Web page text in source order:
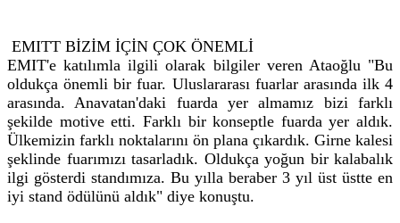
EMITT BİZİM İÇİN ÇOK ÖNEMLİ
EMIT'e katılımla ilgili olarak bilgiler veren Ataoğlu "Bu
oldukça önemli bir fuar. Uluslararası fuarlar arasında ilk 4
arasında. Anavatan'daki fuarda yer almamız bizi farklı
şekilde motive etti. Farklı bir konseptle fuarda yer aldık.
Ülkemizin farklı noktalarını ön plana çıkardık. Girne kalesi
şeklinde fuarımızı tasarladık. Oldukça yoğun bir kalabalık
ilgi gösterdi standımıza. Bu yılla beraber 3 yıl üst üstte en
iyi stand ödülünü aldık" diye konuştu.